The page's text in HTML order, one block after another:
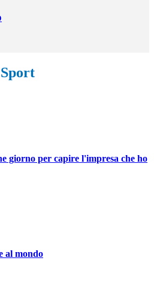
giorno per capire l'impresa che ho
al mondo